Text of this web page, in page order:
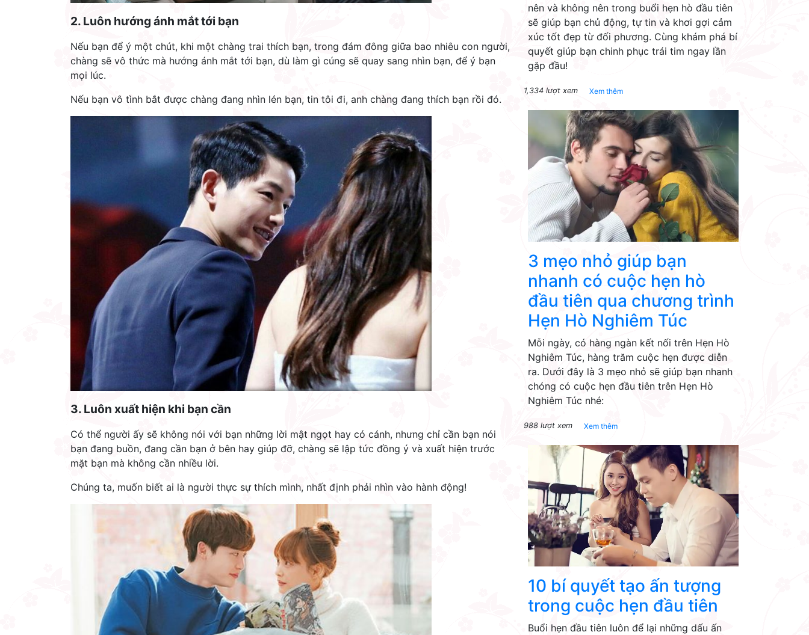
2. Luôn hướng ánh mắt tới bạn
Nếu bạn để ý một chút, khi một chàng trai thích bạn, trong đám đông giữa bao nhiêu con người,
chàng sẽ vô thức mà hướng ánh mắt tới bạn, dù làm gì cúng sẽ quay sang nhìn bạn, để ý bạn
mọi lúc.
Nếu bạn vô tình bắt được chàng đang nhìn lén bạn, tin tôi đi, anh chàng đang thích bạn rồi đó.
3. Luôn xuất hiện khi bạn cần
Có thể người ấy sẽ không nói với bạn những lời mật ngọt hay có cánh, nhưng chỉ cần bạn nói
bạn đang buồn, đang cần bạn ở bên hay giúp đỡ, chàng sẽ lập tức đồng ý và xuất hiện trước
mặt bạn mà không cần nhiều lời.
Chúng ta, muốn biết ai là người thực sự thích mình, nhất định phải nhìn vào hành động!
nên và không nên trong buổi hẹn hò đầu tiên
sẽ giúp bạn chủ động, tự tin và khơi gợi cảm
xúc tốt đẹp từ đối phương. Cùng khám phá bí
quyết giúp bạn chinh phục trái tim ngay lần
gặp đầu!
1,334 lượt xem Xem thêm
3 mẹo nhỏ giúp bạn
nhanh có cuộc hẹn hò
đầu tiên qua chương trình
Hẹn Hò Nghiêm Túc
Mỗi ngày, có hàng ngàn kết nối trên Hẹn Hò
Nghiêm Túc, hàng trăm cuộc hẹn được diễn
ra. Dưới đây là 3 mẹo nhỏ sẽ giúp bạn nhanh
chóng có cuộc hẹn đầu tiên trên Hẹn Hò
Nghiêm Túc nhé:
988 lượt xem Xem thêm
10 bí quyết tạo ấn tượng
trong cuộc hẹn đầu tiên
Buổi hẹn đầu tiên luôn để lại những dấu ấn